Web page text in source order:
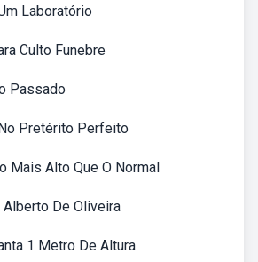
Laboratório
Culto Funebre
Passado
Pretérito Perfeito
Mais Alto Que O Normal
Alberto De Oliveira
1 Metro De Altura